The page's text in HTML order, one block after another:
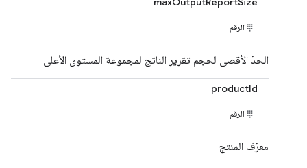
الرقم
الحدّ الأقصى لحجم تقرير الناتج لمجموعة المستوى الأعلى
productId
الرقم
معرّف المنتج